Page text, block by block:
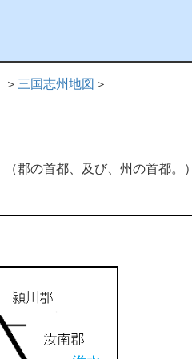
＞ 三国志州地図 ＞
郡の首都、及び、州の首都。